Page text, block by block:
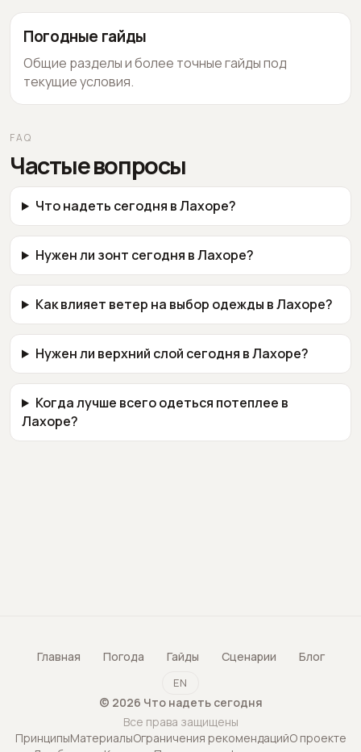
Погодные гайды
Общие разделы и более точные гайды под
текущие условия.
FAQ
Частые вопросы
Что надеть сегодня в Лахоре?
Нужен ли зонт сегодня в Лахоре?
Как влияет ветер на выбор одежды в Лахоре?
Нужен ли верхний слой сегодня в Лахоре?
Когда лучше всего одеться потеплее в
Лахоре?
Главная Погода Гайды Сценарии Блог
EN
© 2026 Что надеть сегодня
Все права защищены
ПринципыМатериалыОграничения рекомендацийО проекте